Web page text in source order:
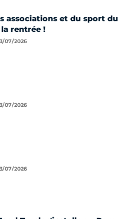
associations et du sport du
la rentrée !
07/2026
07/2026
07/2026